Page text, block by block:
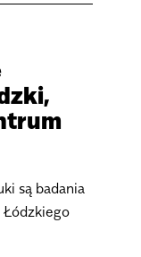
są badania
Łódzkiego